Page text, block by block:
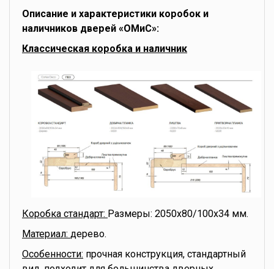
Описание и характеристики коробок и
наличников дверей «ОМиС»:
Классическая коробка и наличник
Коробка стандарт: Размеры: 2050x80/100x34 мм.
Материал: дерево.
Особенности: прочная конструкция, стандартный